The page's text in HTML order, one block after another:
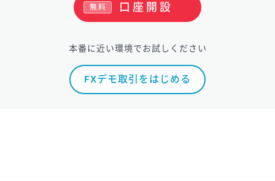
口座開設
無料
本番に近い環境でお試しください
FXデモ取引をはじめる